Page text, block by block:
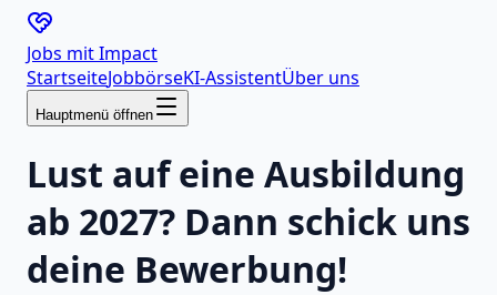
Jobs mitImpact
StartseiteJobbörseKI-AssistentÜber uns
Hauptmenü öffnen
Lust auf eine Ausbildung
ab 2027? Dann schick uns
deine Bewerbung!